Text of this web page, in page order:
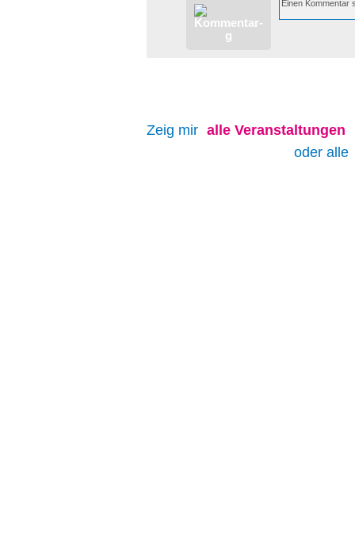
Zeig mir alle Veranstaltungen
oder alle